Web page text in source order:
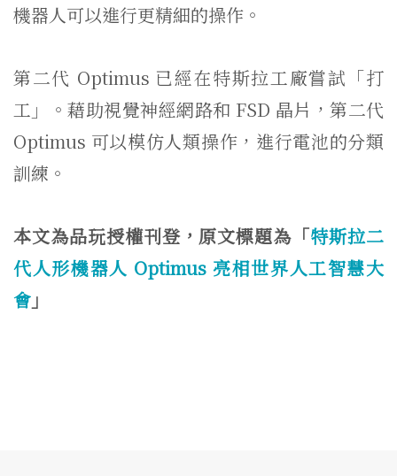
機器人可以進行更精細的操作。
第二代 Optimus 已經在特斯拉工廠嘗試「打
工」。藉助視覺神經網路和 FSD 晶片，第二代
Optimus 可以模仿人類操作，進行電池的分類
訓練。
本文為品玩授權刊登，原文標題為「特斯拉二
代人形機器人 Optimus 亮相世界人工智慧大
會 」